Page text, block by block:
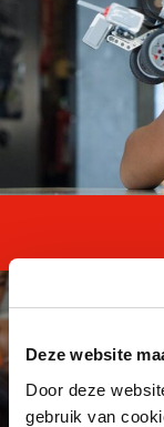
Deze website
Door deze
gebruik van